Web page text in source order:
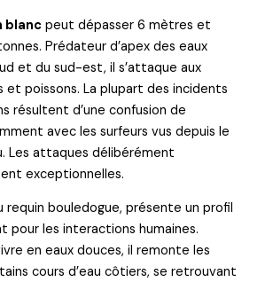
blanc peut dépasser 6 mètres et
Prédateur d’apex des eaux
et du sud-est, il s’attaque aux
et poissons. La plupart des incidents
résultent d’une confusion de
avec les surfeurs vus depuis le
Les attaques délibérément
exceptionnelles.
requin bouledogue, présente un profil
pour les interactions humaines.
en eaux douces, il remonte les
cours d’eau côtiers, se retrouvant